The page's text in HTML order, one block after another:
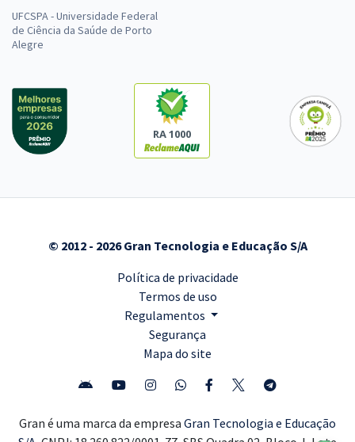
UFCSPA - Universidade Federal
de Ciência da Saúde de Porto
Alegre
RA 1000
© 2012 - 2026 Gran Tecnologia e Educação S/A
Política de privacidade
Termos de uso
Regulamentos
Segurança
Mapa do site
Gran é uma marca da empresa Gran Tecnologia e Educação